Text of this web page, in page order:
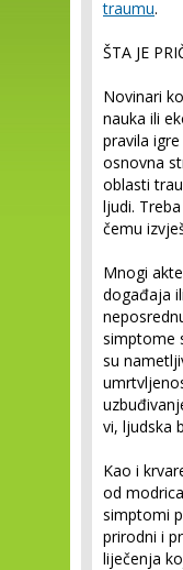
traumu.
ŠTA JE
Novinari
nauka ili
pravila
osnovna
oblasti
ljudi.
čemu
Mnogi
događaja
simptome
su
vi, ljudska
Kao i
od
simptomi
prirodni i
liječenja